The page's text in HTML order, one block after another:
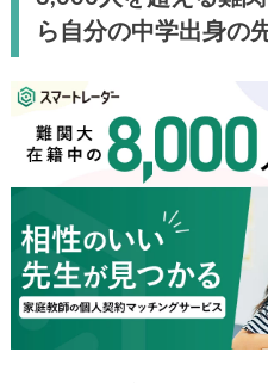
ら自分の中学出身の